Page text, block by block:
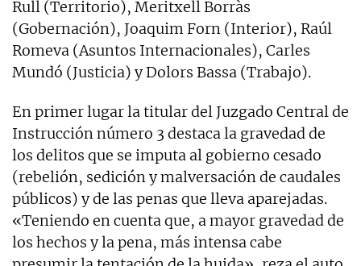
Rull (Territorio), Meritxell Borràs
(Gobernación), Joaquim Forn (Interior), Raúl
Romeva (Asuntos Internacionales), Carles
Mundó (Justicia) y Dolors Bassa (Trabajo).
En primer lugar la titular del Juzgado Central de
Instrucción número 3 destaca la gravedad de
los delitos que se imputa al gobierno cesado
(rebelión, sedición y malversación de caudales
públicos) y de las penas que lleva aparejadas.
«Teniendo en cuenta que, a mayor gravedad de
los hechos y la pena, más intensa cabe